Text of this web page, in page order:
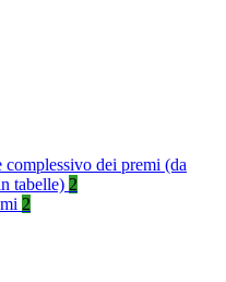
complessivo dei premi (da
tabelle) 2
2